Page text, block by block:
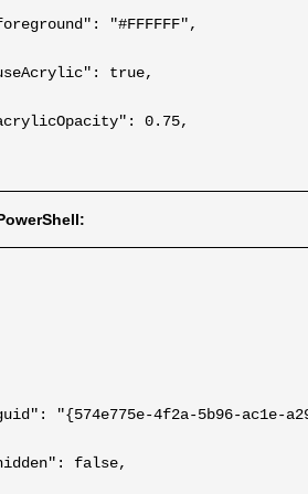
"#FFFFFF",
true,
0.75,
"{574e775e-4f2a-5b96-ac1e-
false,